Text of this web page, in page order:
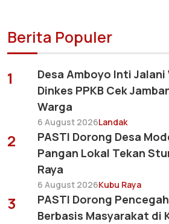
Berita Populer
1
Desa Amboyo Inti Jalani
Dinkes PPKB Cek
Warga
6 August 2026Landak
2
PASTI Dorong Desa
Pangan Lokal Tekan
Raya
6 August 2026Kubu Raya
3
PASTI Dorong
Berbasis Masyarakat di